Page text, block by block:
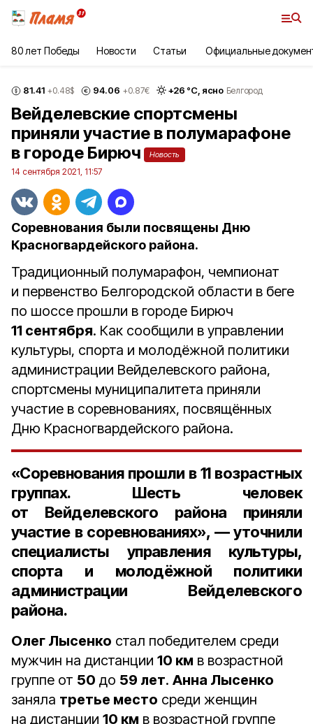
80 лет Победы Новости Статьи Официальные
81.41 +0.48$ 94.06 +0.87€ +26 °С, ясно Белгород
Вейделевские спортсмены
приняли участие в полумарафоне
в городе Бирюч
Новость
14 сентября 2021, 11:57
Соревнования были посвящены Дню
Красногвардейского района.
Традиционный полумарафон, чемпионат
и первенство Белгородской области в беге
по шоссе прошли в городе Бирюч
11 сентября. Как сообщили в управлении
культуры, спорта и молодёжной политики
администрации Вейделевского района,
спортсмены муниципалитета приняли
участие в соревнованиях, посвящённых
Дню Красногвардейского района.
«Соревнования прошли в11 возрастных
группах. Шесть человек
от Вейделевского района приняли
участие в соревнованиях», ― уточнили
специалисты управления культуры,
спорта и молодёжной политики
администрации Вейделевского
района.
Олег Лысенко стал победителем среди
мужчин на дистанции 10 км в возрастной
группе от 50 до 59 лет. Анна Лысенко
заняла третье место среди женщин
на дистанции 10 км в возрастной группе